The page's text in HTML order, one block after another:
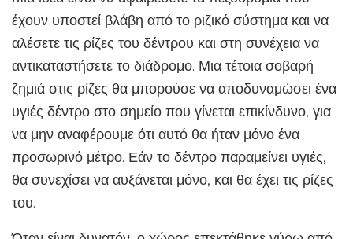
έχουν υποστεί βλάβη από το ριζικό σύστημα και να
αλέσετε τις ρίζες του δέντρου και στη συνέχεια να
αντικαταστήσετε το διάδρομο. Μια τέτοια σοβαρή
ζημιά στις ρίζες θα μπορούσε να αποδυναμώσει ένα
υγιές δέντρο στο σημείο που γίνεται επικίνδυνο, για
να μην αναφέρουμε ότι αυτό θα ήταν μόνο ένα
προσωρινό μέτρο. Εάν το δέντρο παραμείνει υγιές,
θα συνεχίσει να αυξάνεται μόνο, και θα έχει τις ρίζες
του.